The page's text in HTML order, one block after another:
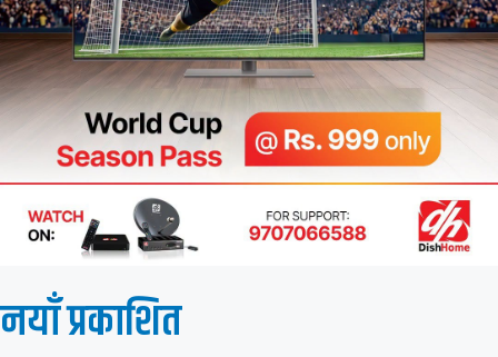
नयाँ प्रकाशित